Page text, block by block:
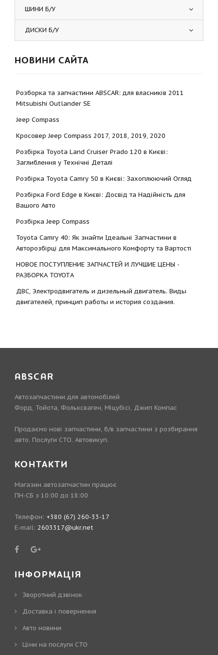
ШИНИ Б/У
ДИСКИ Б/У
НОВИНИ САЙТА
Розборка та запчастини ABSCAR: для власників 2011
Mitsubishi Outlander SE
Jeep Compass
Кросовер Jeep Compass 2017, 2018, 2019, 2020
Розбірка Toyota Land Cruiser Prado 120 в Києві:
Заглиблення у Технічні Деталі
Розбірка Toyota Camry 50 в Києві: Захоплюючий Огляд
Розбірка Ford Edge в Києві: Досвід та Надійність для
Вашого Авто
Розбірка Jeep Compass
Toyota Camry 40: Як знайти Ідеальні Запчастини в
Авторозбірці для Максимального Комфорту та Вартості
НОВОЕ ПОСТУПЛЕНИЕ ЗАПЧАСТЕЙ И ЛУЧШИЕ ЦЕНЫ -
РАЗБОРКА TOYOTА
ДВС, Электродвигатель и дизельный двигатель. Виды
двигателей, принцип работы и история создания.
ABSCAR
Автозапчастини для автомобілей
Форд, Тойота, Фольксваген, Міцубісі, Джип Компас
Продаємо нові запчастини, б/в запчастини з розбирання
авто. Послуги СТО. Автовикуп.
КОНТАКТИ
Магазин автозапчастин працює
ПН-СБ з 10:00 до 18:00
Телефон: +380 (67) 260-33-17
E-mail: 2603317@ukr.net
ІНФОРМАЦІЯ
Зворотний дзвінок
Доставка і повернення
Авто новини
Ціни на послуги СТО